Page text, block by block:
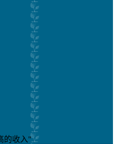
的收入"